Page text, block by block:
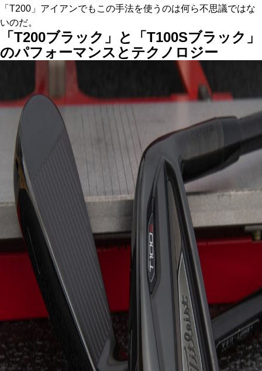
「T200」アイアンでもこの手法を使うのは何ら不思議ではな
いのだ。
「T200ブラック」と「T100Sブラック」
のパフォーマンスとテクノロジー